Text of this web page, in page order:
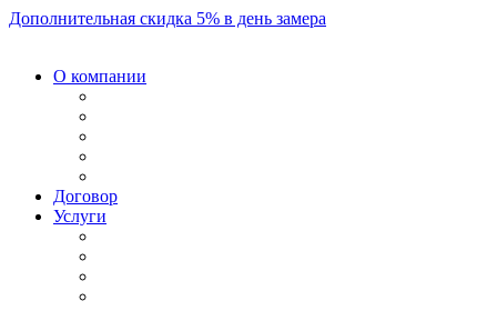
Дополнительная скидка 5% в день замера
О компании
Договор
Услуги